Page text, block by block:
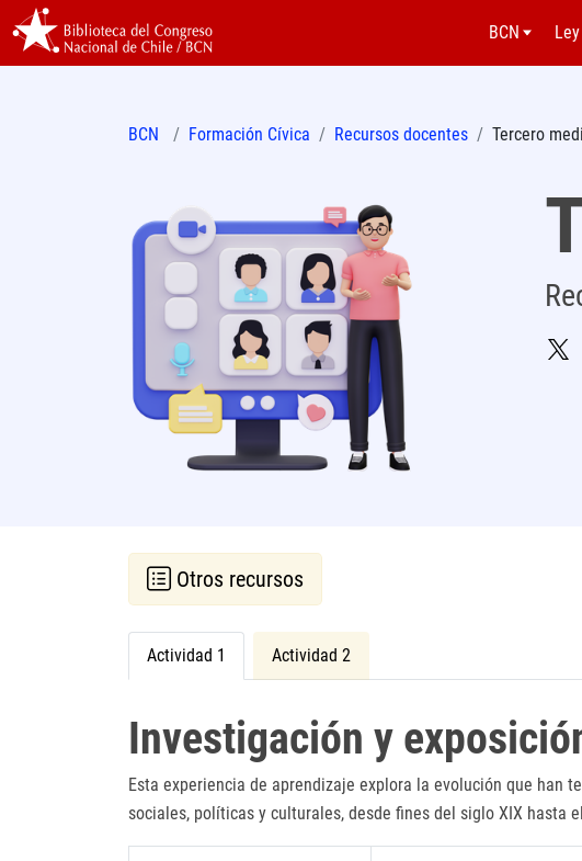
BCN
BCN Formación Cívica Recursos docentes Tercero
Otros recursos
Actividad 1 Actividad 2
Investigación y
Esta experiencia de aprendizaje explora la evolución que han
sociales, políticas y culturales, desde fines del siglo XIX hasta